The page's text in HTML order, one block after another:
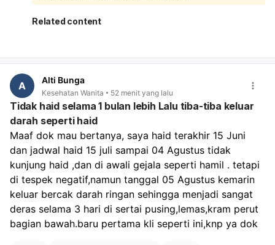
Segera bawa ke IGD bila benjolan cepat membesar, anak
sesak napas, atau demam tinggi.
Related content
A Alti Bunga
Kesehatan Wanita 52 menit yang lalu
Tidak haid selama 1 bulan lebih Lalu tiba-tiba keluar
darah seperti haid
Maaf dok mau bertanya, saya haid terakhir 15 Juni
dan jadwal haid 15 juli sampai 04 Agustus tidak
kunjung haid ,dan di awali gejala seperti hamil . tetapi
di tespek negatif,namun tanggal 05 Agustus kemarin
keluar bercak darah ringan sehingga menjadi sangat
deras selama 3 hari di sertai pusing,lemas,kram perut
bagian bawah.baru pertama kli seperti ini,knp ya dok